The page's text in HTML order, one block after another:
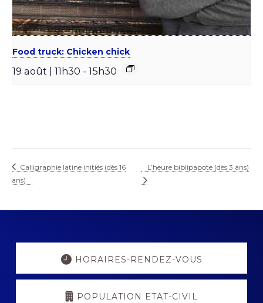
Food truck: Chicken chick
19 août | 11h30 - 15h30
Calligraphie latine initiés (dès 16
ans)
L’heure biblipapote (dès 3 ans)
Explore
HORAIRES-RENDEZ-VOUS
POPULATION ETAT-CIVIL